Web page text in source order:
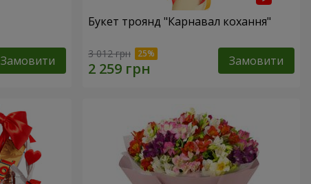
Замовити
Букет троянд "Карнавал кохання"
3 012 грн Замовити